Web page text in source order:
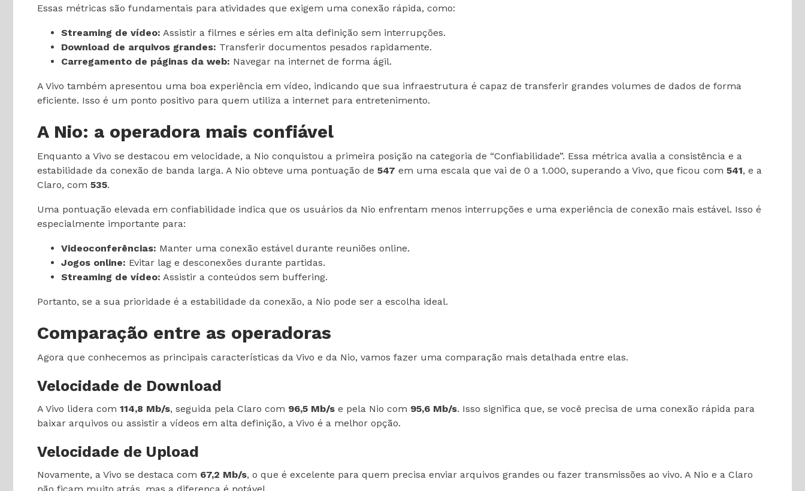
Essas métricas são fundamentais para atividades que exigem uma conexão rápida, como:
Streaming de vídeo: Assistir a filmes e séries em alta definição sem interrupções.
Download de arquivos grandes: Transferir documentos pesados rapidamente.
Carregamento de páginas da web: Navegar na internet de forma ágil.
A Vivo também apresentou uma boa experiência em vídeo, indicando que sua infraestrutura é capaz de transferir grandes volumes de dados de forma
eficiente. Isso é um ponto positivo para quem utiliza a internet para entretenimento.
A Nio: a operadora mais confiável
Enquanto a Vivo se destacou em velocidade, a Nio conquistou a primeira posição na categoria de “Confiabilidade”. Essa métrica avalia a consistência e a
estabilidade da conexão de banda larga. A Nio obteve uma pontuação de 547 em uma escala que vai de 0 a 1.000, superando a Vivo, que ficou com 541, e a
Claro, com 535.
Uma pontuação elevada em confiabilidade indica que os usuários da Nio enfrentam menos interrupções e uma experiência de conexão mais estável. Isso é
especialmente importante para:
Videoconferências: Manter uma conexão estável durante reuniões online.
Jogos online: Evitar lag e desconexões durante partidas.
Streaming de vídeo: Assistir a conteúdos sem buffering.
Portanto, se a sua prioridade é a estabilidade da conexão, a Nio pode ser a escolha ideal.
Comparação entre as operadoras
Agora que conhecemos as principais características da Vivo e da Nio, vamos fazer uma comparação mais detalhada entre elas.
Velocidade de Download
A Vivo lidera com 114,8 Mb/s, seguida pela Claro com 96,5 Mb/s e pela Nio com 95,6 Mb/s. Isso significa que, se você precisa de uma conexão rápida para
baixar arquivos ou assistir a vídeos em alta definição, a Vivo é a melhor opção.
Velocidade de Upload
Novamente, a Vivo se destaca com 67,2 Mb/s, o que é excelente para quem precisa enviar arquivos grandes ou fazer transmissões ao vivo. A Nio e a Claro